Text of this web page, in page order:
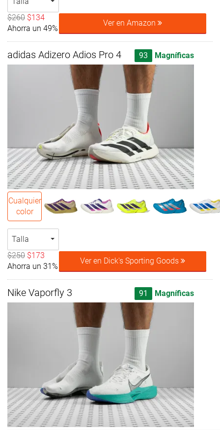
$260 $134
Ahorra un 49%
Ver en Amazon
adidas Adizero Adios Pro 4 93 Magníficas
Cualquier
color
Talla
$250 $173
Ahorra un 31%
Ver en Dick's Sporting Goods
Nike Vaporfly 3 91 Magníficas